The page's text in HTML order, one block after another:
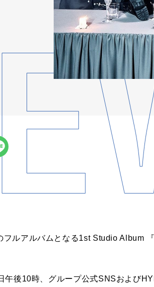
ルアルバムとなる1st Studio Album
午後10時、グループ公式SNSおよび